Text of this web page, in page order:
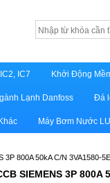
IC7 Khởi Động
Lạnh Danfoss Đá
Máy Bơm Nước
3P 800A 50kA C/N 3VA1580-
SIEMENS 3P 800A